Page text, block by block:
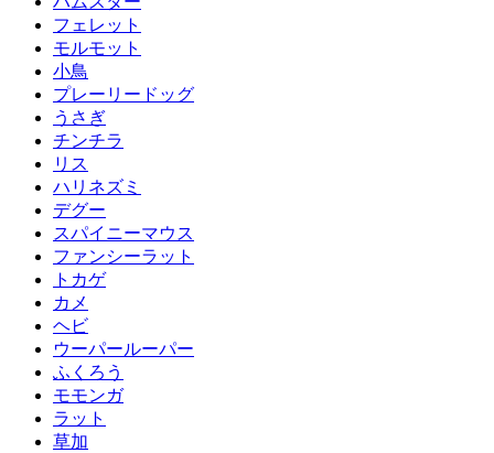
フェレット
モルモット
小鳥
プレーリードッグ
うさぎ
チンチラ
リス
ハリネズミ
デグー
スパイニーマウス
ファンシーラット
トカゲ
カメ
ヘビ
ウーパールーパー
ふくろう
モモンガ
ラット
草加